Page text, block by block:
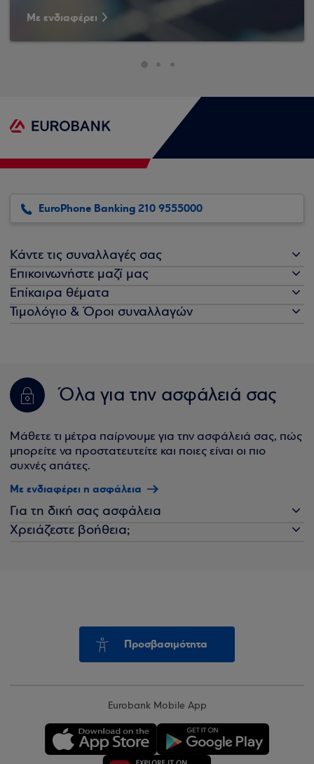
Με ενδιαφέρει
EuroPhone Banking 210 9555000
Κάντε τις συναλλαγές σας
Επικοινωνήστε μαζί μας
Επίκαιρα θέματα
Τιμολόγιο & Όροι συναλλαγών
Όλα για την ασφάλειά σας
Μάθετε τι μέτρα παίρνουμε για την ασφάλειά σας, πώς
μπορείτε να προστατευτείτε και ποιες είναι οι πιο
συχνές απάτες.
Με ενδιαφέρει η ασφάλεια
Για τη δική σας ασφάλεια
Χρειάζεστε βοήθεια;
Προσβασιμότητα
Eurobank Mobile App